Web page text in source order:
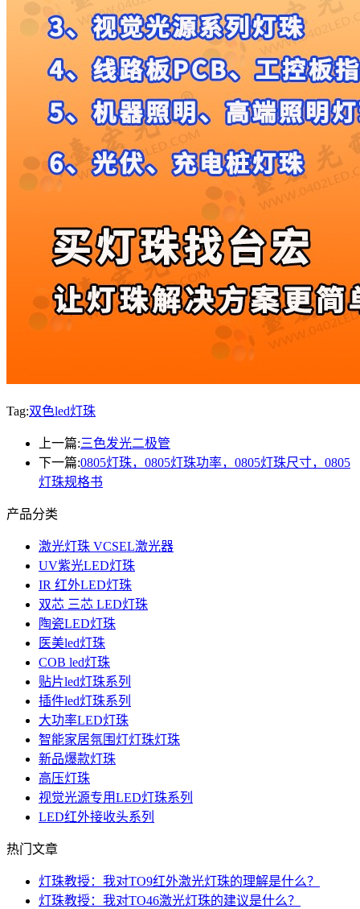
Tag:双色led灯珠
上一篇:三色发光二极管
下一篇:0805灯珠，0805灯珠功率，0805灯珠尺寸，0805
灯珠规格书
产品分类
激光灯珠 VCSEL激光器
UV紫光LED灯珠
IR 红外LED灯珠
双芯 三芯 LED灯珠
陶瓷LED灯珠
医美led灯珠
COB led灯珠
贴片led灯珠系列
插件led灯珠系列
大功率LED灯珠
智能家居氛围灯灯珠灯珠
新品爆款灯珠
高压灯珠
视觉光源专用LED灯珠系列
LED红外接收头系列
热门文章
灯珠教授：我对TO9红外激光灯珠的理解是什么？
灯珠教授：我对TO46激光灯珠的建议是什么？